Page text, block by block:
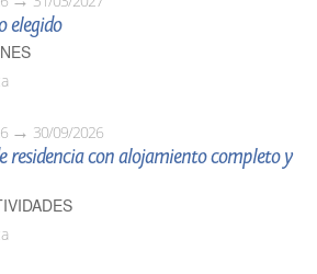
elegido
30/09/2026
residencia con alojamiento completo y